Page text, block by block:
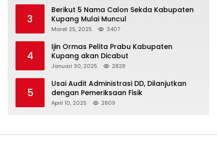
3
Berikut 5 Nama Calon Sekda Kabupaten
Kupang Mulai Muncul
Maret 25, 2025 3407
4
Ijin Ormas Pelita Prabu Kabupaten
Kupang akan Dicabut
Januari 30, 2025 2828
5
Usai Audit Administrasi DD, Dilanjutkan
dengan Pemeriksaan Fisik
April 10, 2025 2809